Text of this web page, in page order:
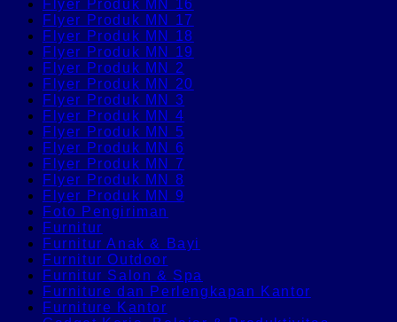
Flyer Produk MN 16
Flyer Produk MN 17
Flyer Produk MN 18
Flyer Produk MN 19
Flyer Produk MN 2
Flyer Produk MN 20
Flyer Produk MN 3
Flyer Produk MN 4
Flyer Produk MN 5
Flyer Produk MN 6
Flyer Produk MN 7
Flyer Produk MN 8
Flyer Produk MN 9
Foto Pengiriman
Furnitur
Furnitur Anak & Bayi
Furnitur Outdoor
Furnitur Salon & Spa
Furniture dan Perlengkapan Kantor
Furniture Kantor